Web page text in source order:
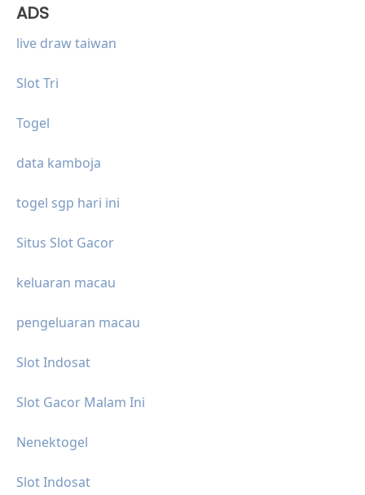
ADS
live draw taiwan
Slot Tri
Togel
data kamboja
togel sgp hari ini
Situs Slot Gacor
keluaran macau
pengeluaran macau
Slot Indosat
Slot Gacor Malam Ini
Nenektogel
Slot Indosat